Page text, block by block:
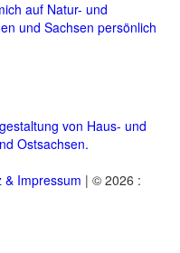
auf Natur- und
und Sachsen persönlich
von Haus- und
Ostsachsen.
& Impressum | © 2026 :